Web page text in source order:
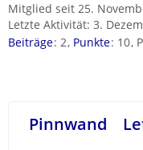
Mitglied seit 25.
Letzte Aktivität: 3.
Beiträge 2 Punkte 10
Pinnwand